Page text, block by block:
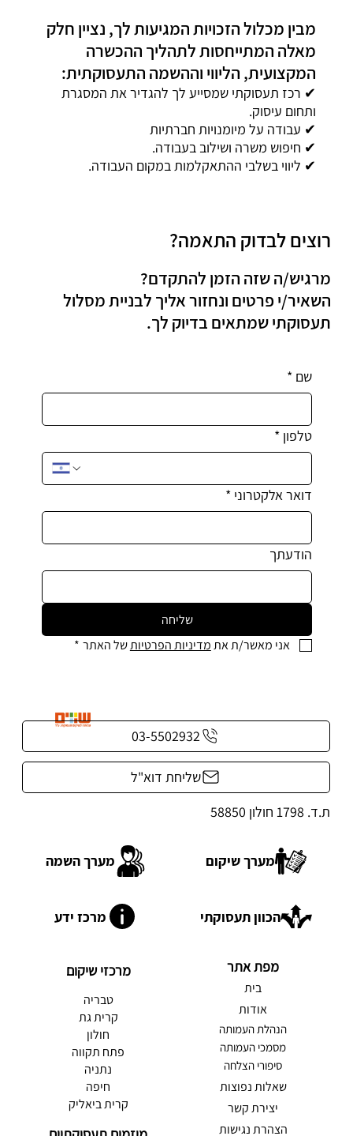
מבין מכלול הזכויות המגיעות לך, נציין חלק
מאלה המתייחסות לתהליך ההכשרה
המקצועית, הליווי וההשמה התעסוקתית:
✔ רכז תעסוקתי שמסייע לך להגדיר את המסגרת
ותחום עיסוק.
✔ עבודה על מיומנויות חברתיות
✔ חיפוש משרה ושילוב בעבודה.
✔ ליווי בשלבי ההתאקלמות במקום העבודה.
רוצים לבדוק התאמה?
מרגיש/ה שזה הזמן להתקדם?
השאיר/י פרטים ונחזור אליך לבניית מסלול
תעסוקתי שמתאים בדיוק לך.
שם *
טלפון *
דואר אלקטרוני *
הודעתך
שליחה
אני מאשר/ת את מדיניות הפרטיות של האתר *
מערך השמה
הכוון תעסוקתי מרכז ידע
מערך שיקום
מרכזי שיקום
טבריה
קרית גת
חולון
פתח תקווה
נתניה
חיפה
קרית ביאליק
03-5502932
שליחת דוא"ל
ת.ד. 1798 חולון 58850
מפת אתר
בית
אודות
הנהלת העמותה
מסמכי העמותה
סיפורי הצלחה
שאלות נפוצות
יצירת קשר
הצהרת נגישות